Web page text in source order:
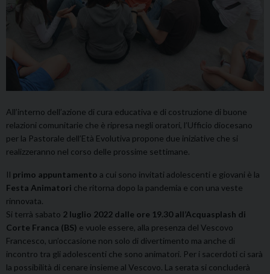
All’interno dell’azione di cura educativa e di costruzione di buone
relazioni comunitarie che è ripresa negli oratori, l’Ufficio diocesano
per la Pastorale dell’Età Evolutiva propone due iniziative che si
realizzeranno nel corso delle prossime settimane.
Il primo appuntamento a cui sono invitati adolescenti e giovani è la
Festa Animatori che ritorna dopo la pandemia e con una veste
rinnovata.
Si terrà sabato 2 luglio 2022 dalle ore 19.30 all’Acquasplash di
Corte Franca (BS) e vuole essere, alla presenza del Vescovo
Francesco, un’occasione non solo di divertimento ma anche di
incontro tra gli adolescenti che sono animatori. Per i sacerdoti ci sarà
la possibilità di cenare insieme al Vescovo. La serata si concluderà